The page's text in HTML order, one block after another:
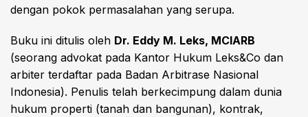
dengan pokok permasalahan yang serupa.
Buku ini ditulis oleh Dr. Eddy M. Leks, MCIARB
(seorang advokat pada Kantor Hukum Leks&Co dan
arbiter terdaftar pada Badan Arbitrase Nasional
Indonesia). Penulis telah berkecimpung dalam dunia
hukum properti (tanah dan bangunan), kontrak,